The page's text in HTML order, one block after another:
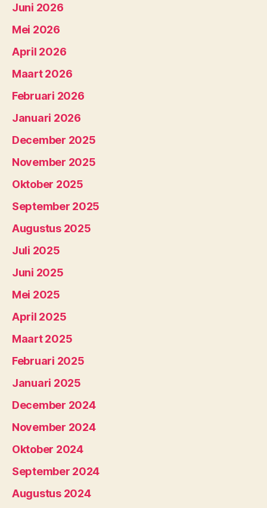
Juni 2026
Mei 2026
April 2026
Maart 2026
Februari 2026
Januari 2026
December 2025
November 2025
Oktober 2025
September 2025
Augustus 2025
Juli 2025
Juni 2025
Mei 2025
April 2025
Maart 2025
Februari 2025
Januari 2025
December 2024
November 2024
Oktober 2024
September 2024
Augustus 2024